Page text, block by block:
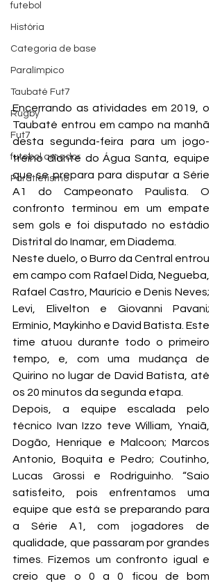
futebol
História
Categoria de base
Paralímpico
Taubaté Fut7
Rugby
Fut7
futebol amador
Paratletismo
Encerrando as atividades em 2019, o
Taubaté entrou em campo na manhã
desta segunda-feira para um jogo-
treino diante do Água Santa, equipe
que se prepara para disputar a Série
A1 do Campeonato Paulista. O
confronto terminou em um empate
sem gols e foi disputado no estádio
Distrital do Inamar, em Diadema.
Neste duelo, o Burro da Central entrou
em campo com Rafael Dida, Negueba,
Rafael Castro, Maurício e Denis Neves;
Levi, Elivelton e Giovanni Pavani;
Ermínio, Maykinho e David Batista. Este
time atuou durante todo o primeiro
tempo, e, com uma mudança de
Quirino no lugar de David Batista, até
os 20 minutos da segunda etapa.
Depois, a equipe escalada pelo
técnico Ivan Izzo teve William, Ynaiã,
Dogão, Henrique e Malcoon; Marcos
Antonio, Boquita e Pedro; Coutinho,
Lucas Grossi e Rodriguinho. “Saio
satisfeito, pois enfrentamos uma
equipe que está se preparando para
a Série A1, com jogadores de
qualidade, que passaram por grandes
times. Fizemos um confronto igual e
creio que o 0 a 0 ficou de bom